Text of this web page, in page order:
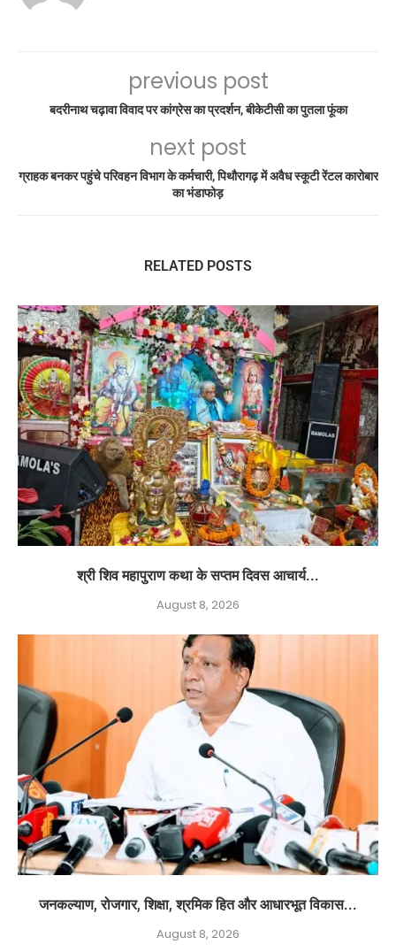
previous post
बदरीनाथ चढ़ावा विवाद पर कांग्रेस का प्रदर्शन, बीकेटीसी का पुतला फूंका
next post
ग्राहक बनकर पहुंचे परिवहन विभाग के कर्मचारी, पिथौरागढ़ में अवैध स्कूटी रेंटल कारोबार
का भंडाफोड़
RELATED POSTS
श्री शिव महापुराण कथा के सप्तम दिवस आचार्य...
August 8, 2026
जनकल्याण, रोजगार, शिक्षा, श्रमिक हित और आधारभूत विकास...
August 8, 2026